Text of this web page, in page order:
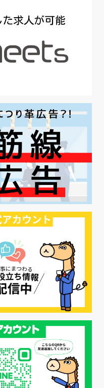
職者 #27卒
#業種別
#ロールモデル
#採用の効率化
チャーギャップ
ハラスメント
#SNS活用
#内定辞退の防止
用ナーチャリング
#カジュアル面談
#採用代行
#エシカル就活
#年間採用計画
やし方 #26卒
#高校生採用
#不法就労